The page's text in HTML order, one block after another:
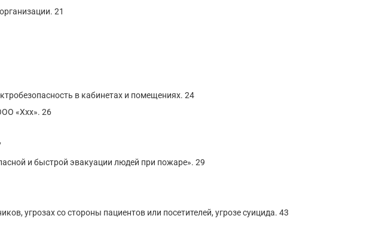
21
в кабинетах и помещениях. 24
«Ххх». 26
и быстрой эвакуации людей при пожаре». 29
угрозах со стороны пациентов или посетителей, угрозе суицида. 43